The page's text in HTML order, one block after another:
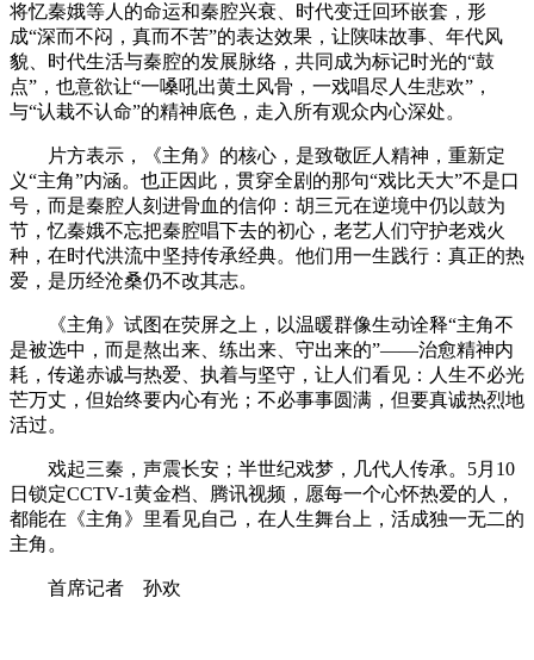
将忆秦娥等人的命运和秦腔兴衰、时代变迁回环嵌套，形
成“深而不闷，真而不苦”的表达效果，让陕味故事、年代风
貌、时代生活与秦腔的发展脉络，共同成为标记时光的“鼓
点”，也意欲让“一嗓吼出黄土风骨，一戏唱尽人生悲欢”，
与“认栽不认命”的精神底色，走入所有观众内心深处。
片方表示，《主角》的核心，是致敬匠人精神，重新定
义“主角”内涵。也正因此，贯穿全剧的那句“戏比天大”不是口
号，而是秦腔人刻进骨血的信仰：胡三元在逆境中仍以鼓为
节，忆秦娥不忘把秦腔唱下去的初心，老艺人们守护老戏火
种，在时代洪流中坚持传承经典。他们用一生践行：真正的热
爱，是历经沧桑仍不改其志。
《主角》试图在荧屏之上，以温暖群像生动诠释“主角不
是被选中，而是熬出来、练出来、守出来的”——治愈精神内
耗，传递赤诚与热爱、执着与坚守，让人们看见：人生不必光
芒万丈，但始终要内心有光；不必事事圆满，但要真诚热烈地
活过。
戏起三秦，声震长安；半世纪戏梦，几代人传承。5月10
日锁定CCTV-1黄金档、腾讯视频，愿每一个心怀热爱的人，
都能在《主角》里看见自己，在人生舞台上，活成独一无二的
主角。
首席记者 孙欢